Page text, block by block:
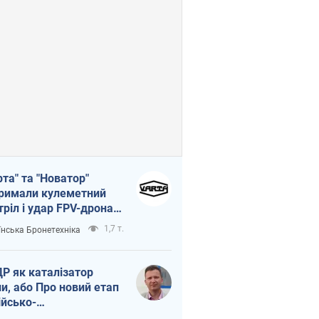
та "Новатор"
кулеметний
і удар FPV-дрона,
життя
ЗСУ
Бронетехніка 1,7 т.
як каталізатор
або Про новий етап